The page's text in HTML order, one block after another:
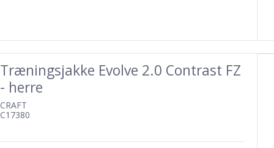
Træningsjakke Evolve 2.0 Contrast FZ
- herre
CRAFT
C17380